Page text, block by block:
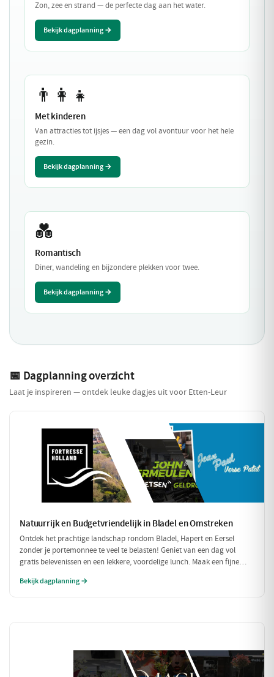
Zon, zee en strand — de perfecte dag aan het water.
Bekijk dagplanning →
👨‍👩‍👧
Met kinderen
Van attracties tot ijsjes — een dag vol avontuur voor het hele
gezin.
Bekijk dagplanning →
💑
Romantisch
Diner, wandeling en bijzondere plekken voor twee.
Bekijk dagplanning →
📅 Dagplanning overzicht
Laat je inspireren — ontdek leuke dagjes uit voor Etten-Leur
Natuurrijk en Budgetvriendelijk in Bladel en Omstreken
Ontdek het prachtige landschap rondom Bladel, Hapert en Eersel
zonder je portemonnee te veel te belasten! Geniet van een dag vol
gratis belevenissen en een lekkere, voordelige lunch. Maak een fijne
hap.
Bekijk dagplanning →